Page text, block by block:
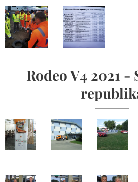
Rodeo V4 2021 -